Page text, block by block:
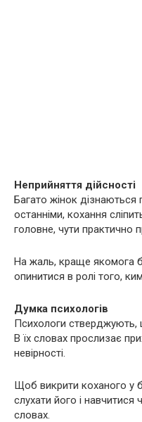
Неприйняття дійсності
Багато жінок
останніми, кохання
головне, чути практично
На жаль, краще якомога
опинитися в ролі того,
Думка психологів
Психологи стверджують,
В їх словах прослизає
невірності.
Щоб викрити коханого у
слухати його і навчитися
словах.